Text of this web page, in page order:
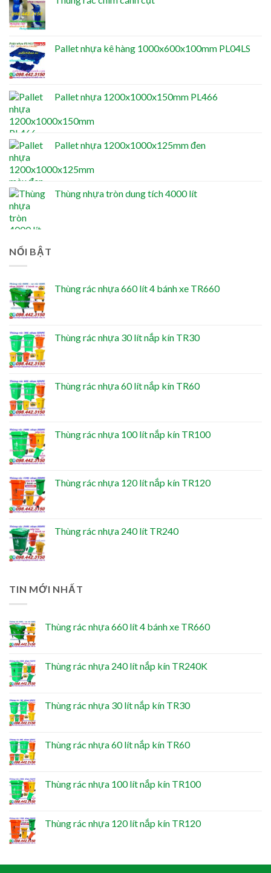
Pallet nhựa kê hàng 1000x600x100mm PL04LS
Pallet nhựa 1200x1000x150mm PL466
Pallet nhựa 1200x1000x125mm đen
Thùng nhựa tròn dung tích 4000 lít
NỔI BẬT
Thùng rác nhựa 660 lít 4 bánh xe TR660
Thùng rác nhựa 30 lít nắp kín TR30
Thùng rác nhựa 60 lít nắp kín TR60
Thùng rác nhựa 100 lít nắp kín TR100
Thùng rác nhựa 120 lít nắp kín TR120
Thùng rác nhựa 240 lít TR240
TIN MỚI NHẤT
Thùng rác nhựa 660 lít 4 bánh xe TR660
Thùng rác nhựa 240 lít nắp kín TR240K
Thùng rác nhựa 30 lít nắp kín TR30
Thùng rác nhựa 60 lít nắp kín TR60
Thùng rác nhựa 100 lít nắp kín TR100
Thùng rác nhựa 120 lít nắp kín TR120